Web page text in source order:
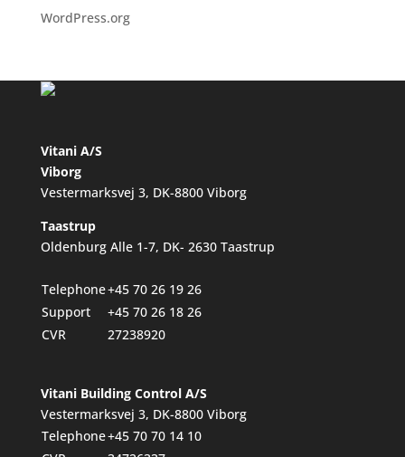
WordPress.org
Vitani A/S
Viborg
Vestermarksvej 3, DK-8800 Viborg
Taastrup
Oldenburg Alle 1-7, DK- 2630 Taastrup
Telephone+45 70 26 19 26
Support
+45 70 26 18 26
CVR
27238920
Vitani Building Control A/S
Vestermarksvej 3, DK-8800 Viborg
Telephone+45 70 70 14 10